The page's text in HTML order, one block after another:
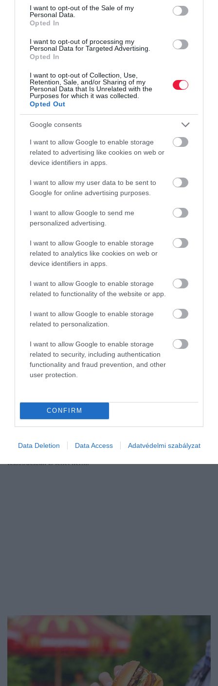
consent section.
I want to opt-out of the Sale of my
Personal Data.
Opted In
I want to opt-out of processing my
Personal Data for Targeted Advertising.
Opted In
I want to opt-out of Collection, Use,
Retention, Sale, and/or Sharing of my
Personal Data that Is Unrelated with the
Purposes for which it was collected.
Opted Out
Google consents
I want to allow Google to enable storage
related to advertising like cookies on web or
device identifiers in apps.
I want to allow my user data to be sent to
Google for online advertising purposes.
I want to allow Google to send me
personalized advertising.
I want to allow Google to enable storage
related to analytics like cookies on web or
device identifiers in apps.
I want to allow Google to enable storage
related to functionality of the website or app.
I want to allow Google to enable storage
related to personalization.
I want to allow Google to enable storage
related to security, including authentication
functionality and fraud prevention, and other
user protection.
CONFIRM
Data Deletion Data Access Adatvédelmi szabályzat
A születésnapos Wolt megosztott néhány érdekességet az elmúlt
évekből.Tíz fős kis csapattal indult el a Wolt magyarországi
szolgáltatása, ma már a dolgozói létszám többszöröse ennek, a
világoskék…
VILÁG
Így készül a Pride-ra az osztrák Burger King
tiszteletére. A Whoppert június 20-áig két alsó-, vagy két
felsőbuciban is lehet kérni.